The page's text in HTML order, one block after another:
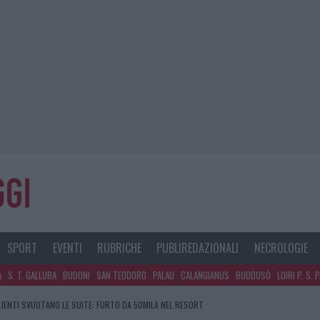
SPORT EVENTI RUBRICHE PUBLIREDAZIONALI NECROLOGIE
S. T. GALLURA BUDONI SAN TEODORO PALAU CALANGIANUS BUDDUSÒ LOIRI P. S.
SVUOTANO LE SUITE: FURTO DA 50MILA NEL RESORT